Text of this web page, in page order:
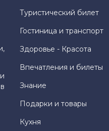
Туристический билет
Гостиница и транспорт
Здоровье - Красота
Впечатления и билеты
Знание
Подарки и товары
Кухня